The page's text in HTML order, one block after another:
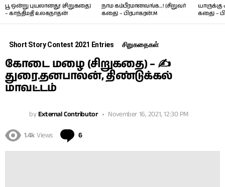
பூ ஒன்று புயலானது! (சிறுகதை)
– காந்திமதி உலகநாதன்
நாம கம்பீரமானவங்க…! (சிறுவர்
கதை) – பிரபாகரன்.M
யாருக்கு
கதை) –
Short Story Contest 2021 Entries சிறுகதைகள்
கோடை மழை (சிறுகதை) – ✍
துரை.தனபாலன், திண்டுக்கல்
மாவட்டம்
byExternal Contributor November 16, 2021, 12:30 PM
1.4k Views 6